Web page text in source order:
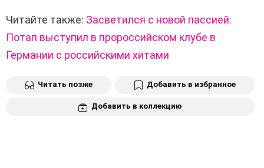
Читайте также: Засветился с новой пассией:
Потап выступил в пророссийском клубе в
Германии с российскими хитами
Читать позже Добавить в избранное
Добавить в коллекцию